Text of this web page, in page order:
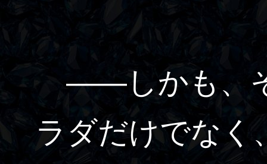
――しかも、そ
ラダだけでなく